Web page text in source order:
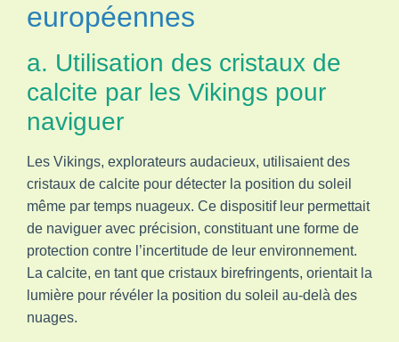
européennes
a. Utilisation des cristaux de
calcite par les Vikings pour
naviguer
Les Vikings, explorateurs audacieux, utilisaient des
cristaux de calcite pour détecter la position du soleil
même par temps nuageux. Ce dispositif leur permettait
de naviguer avec précision, constituant une forme de
protection contre l’incertitude de leur environnement.
La calcite, en tant que cristaux birefringents, orientait la
lumière pour révéler la position du soleil au-delà des
nuages.